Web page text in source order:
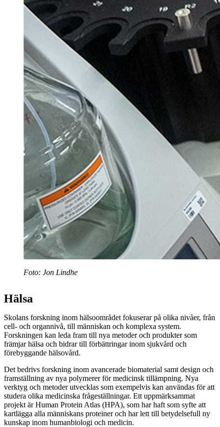
Foto: Jon Lindhe
Hälsa
Skolans forskning inom hälsoområdet fokuserar på olika nivåer, från
cell- och organnivå, till människan och komplexa system.
Forskningen kan leda fram till nya metoder och produkter som
främjar hälsa och bidrar till förbättringar inom sjukvård och
förebyggande hälsovård.
Det bedrivs forskning inom avancerade biomaterial samt design och
framställning av nya polymerer för medicinsk tillämpning. Nya
verktyg och metoder utvecklas som exempelvis kan användas för att
studera olika medicinska frågeställningar. Ett uppmärksammat
projekt är Human Protein Atlas (HPA), som har haft som syfte att
kartlägga alla människans proteiner och har lett till betydelsefull ny
kunskap inom humanbiologi och medicin.